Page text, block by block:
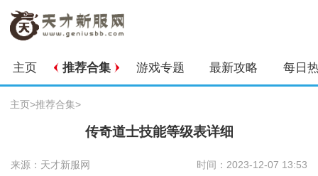
主页 推荐合集 游戏专题 最新攻略 每日
主页>推荐合集>
传奇道士技能等级表详细
来源：天才新服网 时间：2023-12-07 13:53